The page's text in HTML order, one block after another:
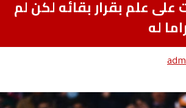
على علم بقرار بقائه لكن لم
له